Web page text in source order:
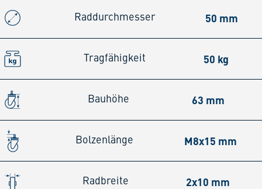
Raddurchmesser 50 mm
Tragfähigkeit 50 kg
Bauhöhe 63 mm
Bolzenlänge M8x15 mm
Radbreite 2x10 mm